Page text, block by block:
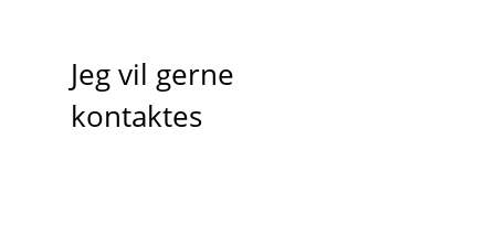
Jeg vil gerne
kontaktes